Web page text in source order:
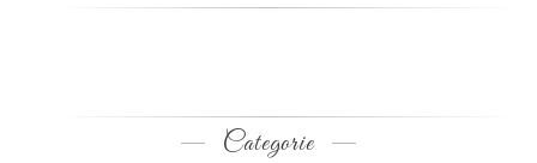
Categorie